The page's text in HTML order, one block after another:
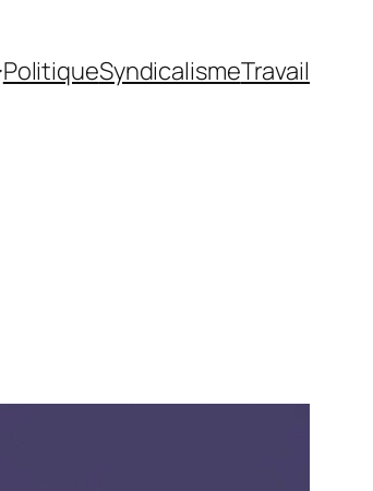
PolitiqueSyndicalismeTravail